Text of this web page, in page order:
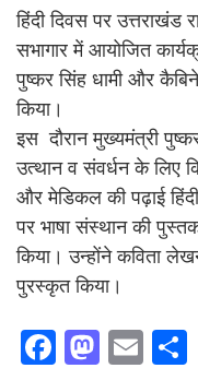
हिंदी दिवस पर उत्तराखंड
सभागार में आयोजित
पुष्कर सिंह धामी और
किया।
इस दौरान मुख्यमंत्री
उत्थान व संवर्धन के लिए
और मेडिकल की पढ़ाई
पर भाषा संस्थान की
किया। उन्होंने कविता
पुरस्कृत किया।
F M E